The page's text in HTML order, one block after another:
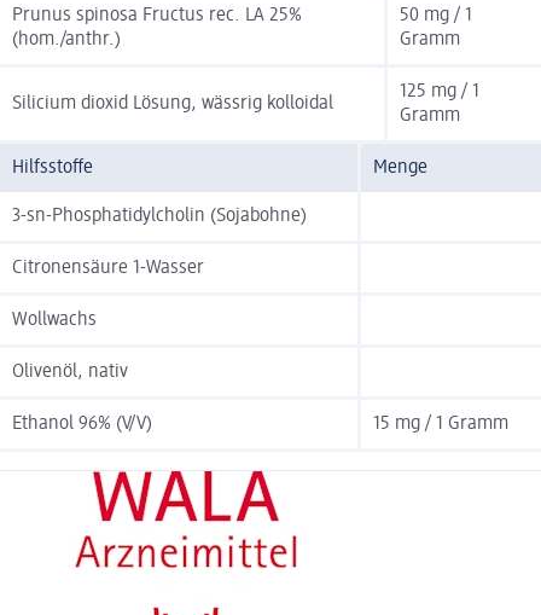
Prunus spinosa Fructus rec. LA 25%
(hom./anthr.)
50 mg / 1
Gramm
Silicium dioxid Lösung, wässrig kolloidal
125 mg / 1
Gramm
Hilfsstoffe Menge
3-sn-Phosphatidylcholin (Sojabohne)
Citronensäure 1-Wasser
Wollwachs
Olivenöl, nativ
Ethanol 96% (V/V) 15 mg / 1 Gramm